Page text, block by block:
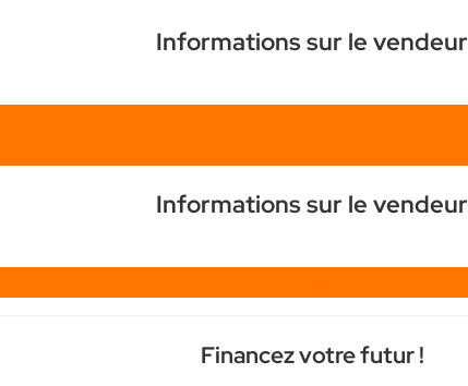
Informations sur le vendeur
Informations sur le vendeur
Financez votre futur !